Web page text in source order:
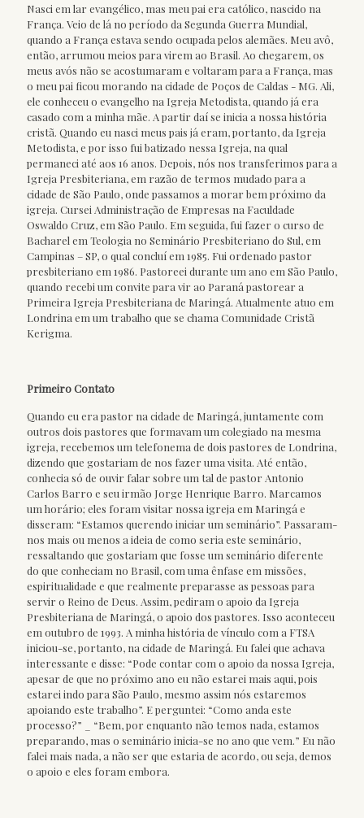
Nasci em lar evangélico, mas meu pai era católico, nascido na
França. Veio de lá no período da Segunda Guerra Mundial,
quando a França estava sendo ocupada pelos alemães. Meu avô,
então, arrumou meios para virem ao Brasil. Ao chegarem, os
meus avós não se acostumaram e voltaram para a França, mas
o meu pai ficou morando na cidade de Poços de Caldas - MG. Ali,
ele conheceu o evangelho na Igreja Metodista, quando já era
casado com a minha mãe. A partir daí se inicia a nossa história
cristã. Quando eu nasci meus pais já eram, portanto, da Igreja
Metodista, e por isso fui batizado nessa Igreja, na qual
permaneci até aos 16 anos. Depois, nós nos transferimos para a
Igreja Presbiteriana, em razão de termos mudado para a
cidade de São Paulo, onde passamos a morar bem próximo da
igreja. Cursei Administração de Empresas na Faculdade
Oswaldo Cruz, em São Paulo. Em seguida, fui fazer o curso de
Bacharel em Teologia no Seminário Presbiteriano do Sul, em
Campinas – SP, o qual concluí em 1985. Fui ordenado pastor
presbiteriano em 1986. Pastoreei durante um ano em São Paulo,
quando recebi um convite para vir ao Paraná pastorear a
Primeira Igreja Presbiteriana de Maringá. Atualmente atuo em
Londrina em um trabalho que se chama Comunidade Cristã
Kerigma.
Primeiro Contato
Quando eu era pastor na cidade de Maringá, juntamente com
outros dois pastores que formavam um colegiado na mesma
igreja, recebemos um telefonema de dois pastores de Londrina,
dizendo que gostariam de nos fazer uma visita. Até então,
conhecia só de ouvir falar sobre um tal de pastor Antonio
Carlos Barro e seu irmão Jorge Henrique Barro. Marcamos
um horário; eles foram visitar nossa igreja em Maringá e
disseram: “Estamos querendo iniciar um seminário”. Passaram-
nos mais ou menos a ideia de como seria este seminário,
ressaltando que gostariam que fosse um seminário diferente
do que conheciam no Brasil, com uma ênfase em missões,
espiritualidade e que realmente preparasse as pessoas para
servir o Reino de Deus. Assim, pediram o apoio da Igreja
Presbiteriana de Maringá, o apoio dos pastores. Isso aconteceu
em outubro de 1993. A minha história de vínculo com a FTSA
iniciou-se, portanto, na cidade de Maringá. Eu falei que achava
interessante e disse: “Pode contar com o apoio da nossa Igreja,
apesar de que no próximo ano eu não estarei mais aqui, pois
estarei indo para São Paulo, mesmo assim nós estaremos
apoiando este trabalho”. E perguntei: “Como anda este
processo?” _ “Bem, por enquanto não temos nada, estamos
preparando, mas o seminário inicia-se no ano que vem.” Eu não
falei mais nada, a não ser que estaria de acordo, ou seja, demos
o apoio e eles foram embora.